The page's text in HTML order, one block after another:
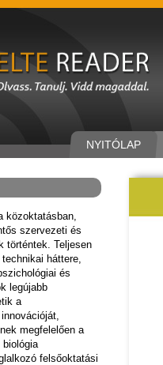
NYITÓLAP
közoktatásban,
szervezeti és
történtek. Teljesen
háttere,
és
legújabb
a
megfelelően a
felsőoktatási